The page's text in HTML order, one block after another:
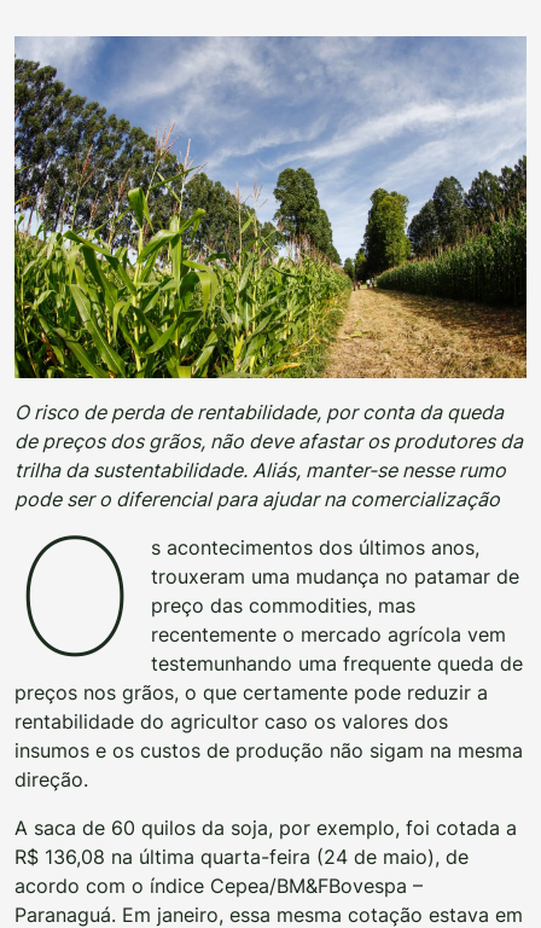
O risco de perda de rentabilidade, por conta da queda
de preços dos grãos, não deve afastar os produtores da
trilha da sustentabilidade. Aliás, manter-se nesse rumo
pode ser o diferencial para ajudar na comercialização
O
s acontecimentos dos últimos anos,
trouxeram uma mudança no patamar de
preço das commodities, mas
recentemente o mercado agrícola vem
testemunhando uma frequente queda de
preços nos grãos, o que certamente pode reduzir a
rentabilidade do agricultor caso os valores dos
insumos e os custos de produção não sigam na mesma
direção.
A saca de 60 quilos da soja, por exemplo, foi cotada a
R$ 136,08 na última quarta-feira (24 de maio), de
acordo com o índice Cepea/BM&FBovespa –
Paranaguá. Em janeiro, essa mesma cotação estava em